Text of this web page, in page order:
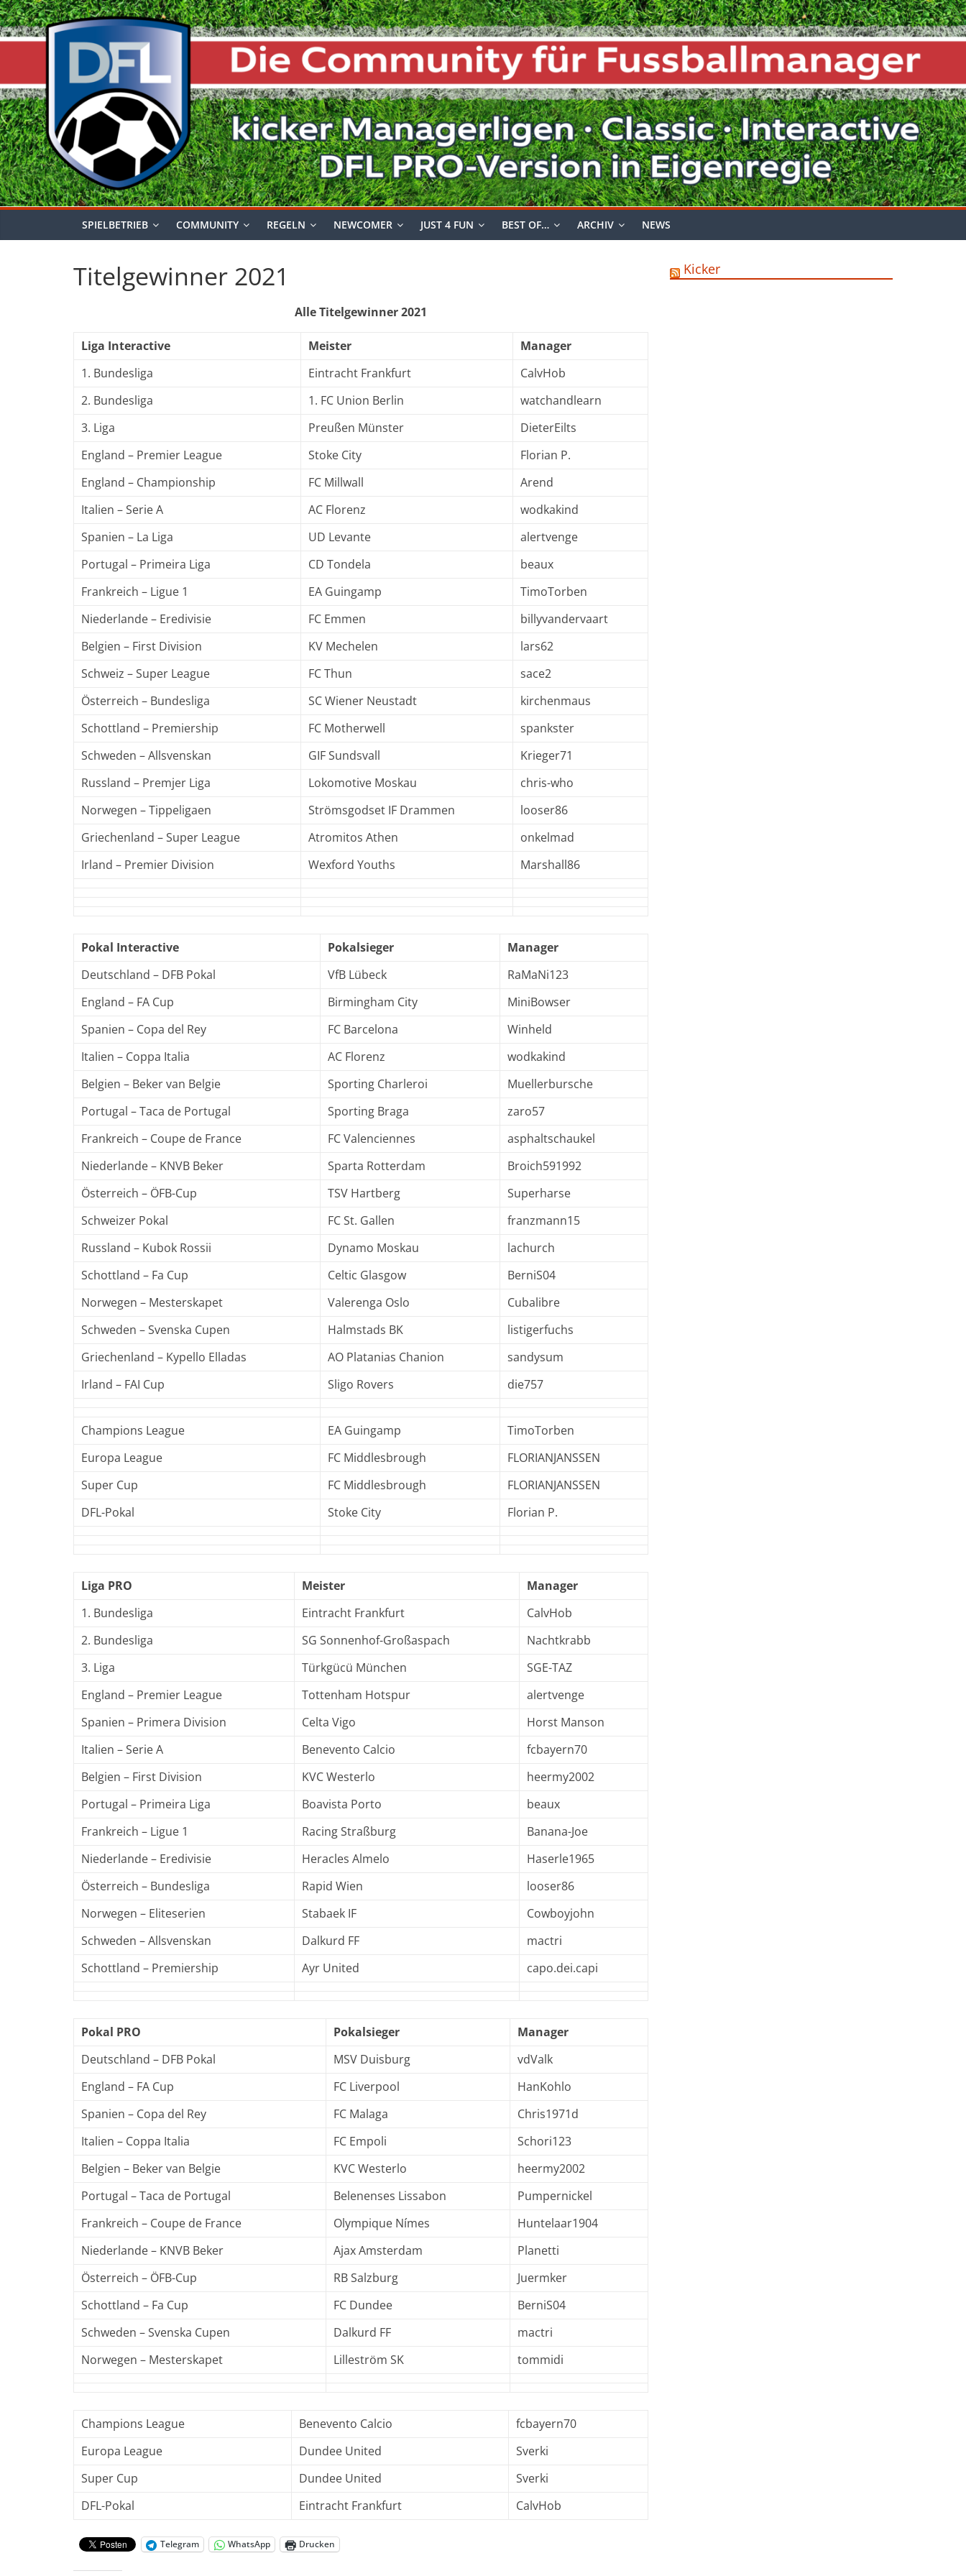
Zum
Inhalt
springen
SPIELBETRIEB COMMUNITY REGELN NEWCOMER JUST 4 FUN BEST OF… ARCHIV NEWS
Titelgewinner 2021
Alle Titelgewinner 2021
Liga Interactive Meister
Manager
1. Bundesliga
Eintracht Frankfurt
CalvHob
2. Bundesliga
1. FC Union Berlin
watchandlearn
3. Liga
Preußen Münster
DieterEilts
England – Premier League
Stoke City
Florian P.
England – Championship
FC Millwall
Arend
Italien – Serie A
AC Florenz
wodkakind
Spanien – La Liga
UD Levante
alertvenge
Portugal – Primeira Liga
CD Tondela
beaux
Frankreich – Ligue 1
EA Guingamp
TimoTorben
Niederlande – Eredivisie
FC Emmen
billyvandervaart
Belgien – First Division
KV Mechelen
lars62
Schweiz – Super League
FC Thun
sace2
Österreich – Bundesliga
SC Wiener Neustadt
kirchenmaus
Schottland – Premiership
FC Motherwell
spankster
Schweden – Allsvenskan
GIF Sundsvall
Krieger71
Russland – Premjer Liga
Lokomotive Moskau
chris-who
Norwegen – Tippeligaen
Strömsgodset IF Drammen
looser86
Griechenland – Super League
Atromitos Athen
onkelmad
Irland – Premier Division
Wexford Youths Marshall86
Pokal Interactive Pokalsieger
Manager
Deutschland – DFB Pokal
VfB Lübeck
RaMaNi123
England – FA Cup
Birmingham City
MiniBowser
Spanien – Copa del Rey
FC Barcelona
Winheld
Italien – Coppa Italia
AC Florenz
wodkakind
Belgien – Beker van Belgie
Sporting Charleroi
Muellerbursche
Portugal – Taca de Portugal
Sporting Braga
zaro57
Frankreich – Coupe de France
FC Valenciennes
asphaltschaukel
Niederlande – KNVB Beker
Sparta Rotterdam
Broich591992
Österreich – ÖFB-Cup
TSV Hartberg
Superharse
Schweizer Pokal
FC St. Gallen
franzmann15
Russland – Kubok Rossii
Dynamo Moskau
lachurch
Schottland – Fa Cup
Celtic Glasgow
BerniS04
Norwegen – Mesterskapet
Valerenga Oslo
Cubalibre
Schweden – Svenska Cupen
Halmstads BK
listigerfuchs
Griechenland – Kypello Elladas
AO Platanias Chanion
sandysum
Irland – FAI Cup
Sligo Rovers die757
Champions League EA Guingamp
TimoTorben
Europa League
FC Middlesbrough
FLORIANJANSSEN
Super Cup
FC Middlesbrough
FLORIANJANSSEN
DFL-Pokal
Stoke City Florian P.
Liga PRO Meister
Manager
1. Bundesliga
Eintracht Frankfurt
CalvHob
2. Bundesliga
SG Sonnenhof-Großaspach
Nachtkrabb
3. Liga
Türkgücü München
SGE-TAZ
England – Premier League
Tottenham Hotspur
alertvenge
Spanien – Primera Division
Celta Vigo
Horst Manson
Italien – Serie A
Benevento Calcio
fcbayern70
Belgien – First Division
KVC Westerlo
heermy2002
Portugal – Primeira Liga
Boavista Porto
beaux
Frankreich – Ligue 1
Racing Straßburg
Banana-Joe
Niederlande – Eredivisie
Heracles Almelo
Haserle1965
Österreich – Bundesliga
Rapid Wien
looser86
Norwegen – Eliteserien
Stabaek IF
Cowboyjohn
Schweden – Allsvenskan
Dalkurd FF
mactri
Schottland – Premiership
Ayr United capo.dei.capi
Pokal PRO Pokalsieger
Manager
Deutschland – DFB Pokal
MSV Duisburg
vdValk
England – FA Cup
FC Liverpool
HanKohlo
Spanien – Copa del Rey
FC Malaga
Chris1971d
Italien – Coppa Italia
FC Empoli
Schori123
Belgien – Beker van Belgie
KVC Westerlo
heermy2002
Portugal – Taca de Portugal
Belenenses Lissabon
Pumpernickel
Frankreich – Coupe de France
Olympique Nímes
Huntelaar1904
Niederlande – KNVB Beker
Ajax Amsterdam
Planetti
Österreich – ÖFB-Cup
RB Salzburg
Juermker
Schottland – Fa Cup
FC Dundee
BerniS04
Schweden – Svenska Cupen
Dalkurd FF
mactri
Norwegen – Mesterskapet
Lilleström SK tommidi
Champions League Benevento Calcio
fcbayern70
Europa League
Dundee United
Sverki
Super Cup
Dundee United
Sverki
DFL-Pokal
Eintracht Frankfurt CalvHob
Telegram WhatsApp Drucken
Kicker